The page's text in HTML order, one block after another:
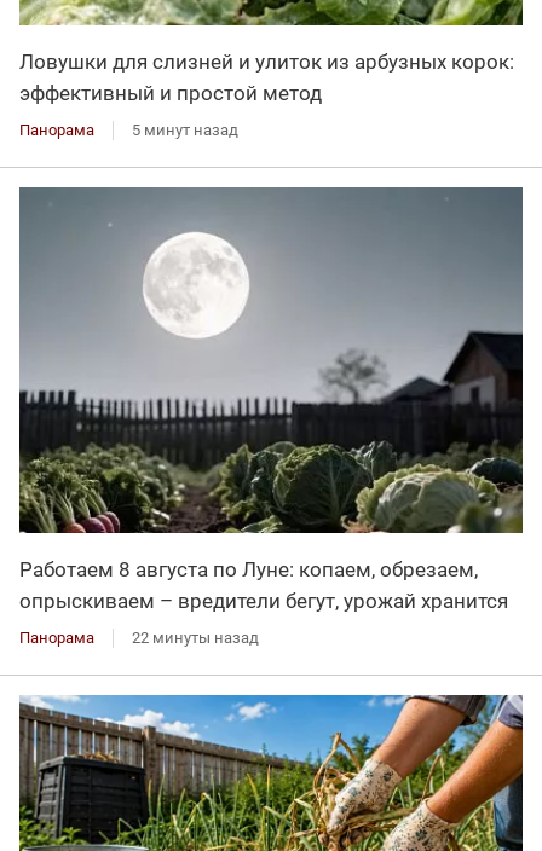
Ловушки для слизней и улиток из арбузных корок:
эффективный и простой метод
Панорама 5 минут назад
Работаем 8 августа по Луне: копаем, обрезаем,
опрыскиваем – вредители бегут, урожай хранится
Панорама 22 минуты назад